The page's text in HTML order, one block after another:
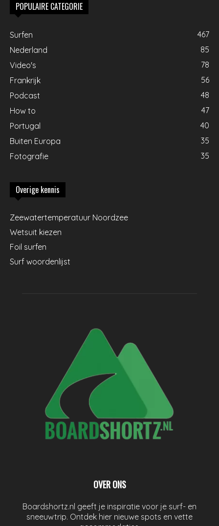
POPULAIRE CATEGORIE
Surfen
467
Nederland
85
Video's
78
Frankrijk
56
Podcast
48
How to
47
Portugal
40
Buiten Europa
35
Fotografie
35
Overige kennis
Zeewatertemperatuur Noordzee
Wetsuit kiezen
Foil surfen
Surf woordenlijst
OVER ONS
Boardshortz.nl geeft je inspiratie voor je surf- en
sneeuwtrip. Ontdek hier nieuwe spots en vette